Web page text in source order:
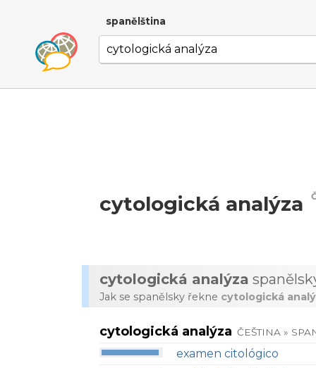
spanělština
cytologická analýza
cytologická analýza
Jak se spanělsky řekne cytologická
cytologická analýza ČEŠTINA »
examen citológico